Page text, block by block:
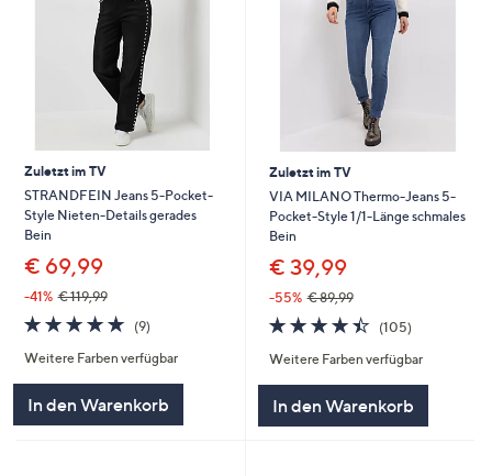
diese
anzuzeigen.
Zuletzt im TV
STRANDFEIN Jeans 5-Pocket-
Style Nieten-Details gerades
Bein
€ 69,99
-41% € 119,99
4.7
von
5
(9)9
Weitere Farben verfügbar
In den Warenkorb
Zuletzt im TV
VIA MILANO Thermo-Jeans 5-
Pocket-Style 1/1-Länge schmales
Bein
€ 39,99
-55% € 89,99
4.4
von
5
(105)105
Weitere Farben verfügbar
In den Warenkorb